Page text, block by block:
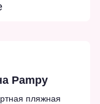
Pampy
пляжная